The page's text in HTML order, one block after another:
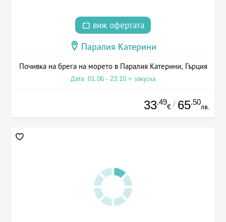
виж офертата
Паралия Катерини
Почивка на брега на морето в Паралия Катерини, Гърция
Дата: 01.06 - 23.10 + закуска
33.49
€ / 65.50
лв.